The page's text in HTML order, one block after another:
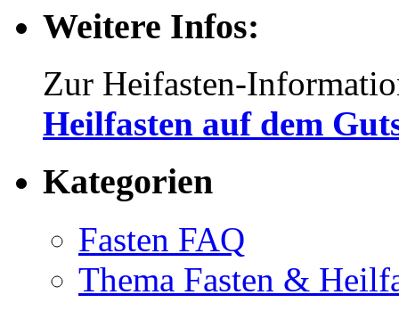
Weitere Infos:
Zur Heifasten-
Heilfasten auf dem
Kategorien
Fasten FAQ
Thema Fasten &